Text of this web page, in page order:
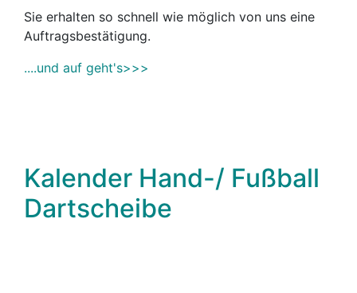
Sie erhalten so schnell wie möglich von uns eine
Auftragsbestätigung.
....und auf geht's>>>
Kalender Hand-/ Fußball
Dartscheibe